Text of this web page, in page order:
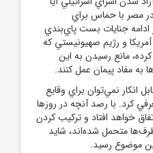
مصر با حماس براي
جنايات بست پاي‌بندي
و رژيم صهيونيستي که
کرده، مانع رسيدن به اين
مفاد پيمان عمل کنند.
انکار نمي‌توان براي وقايع
کرد. با رصد آنچه در روزها
خواهد افتاد و ترکيب کردن
متحمل شده‌اند، شايد
موضوع رسيد.